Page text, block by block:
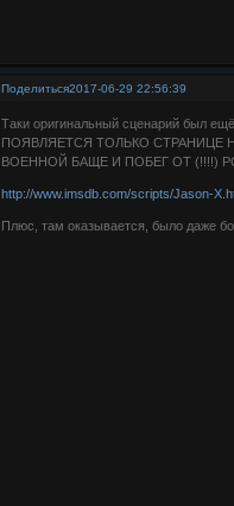
Поделиться2017-06-29 22:56:39
Таки оригинальный сценарий был
ПОЯВЛЯЕТСЯ ТОЛЬКО СТРАНИЦЕ
ВОЕННОЙ БАЩЕ И ПОБЕГ ОТ (!!!!)
http://www.imsdb.com/scripts/Jason-
Плюс, там оказывается, было даже